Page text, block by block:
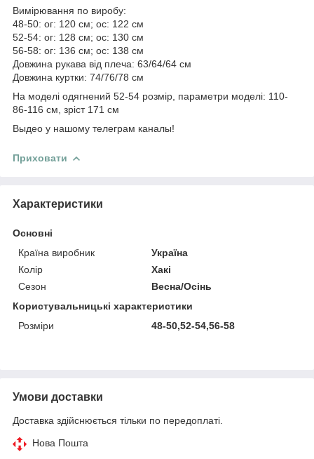
Вимірювання по виробу:
48-50: ог: 120 см; ос: 122 см
52-54: ог: 128 см; ос: 130 см
56-58: ог: 136 см; ос: 138 см
Довжина рукава від плеча: 63/64/64 см
Довжина куртки: 74/76/78 см
На моделі одягнений 52-54 розмір, параметри моделі: 110-
86-116 см, зріст 171 см
Выдео у нашому телеграм каналы!
Приховати
Характеристики
Основні
Країна виробник
Україна
Колір
Хакі
Сезон
Весна/Осінь
Користувальницькі характеристики
Розміри
48-50,52-54,56-58
Умови доставки
Доставка здійснюється тільки по передоплаті.
Нова Пошта